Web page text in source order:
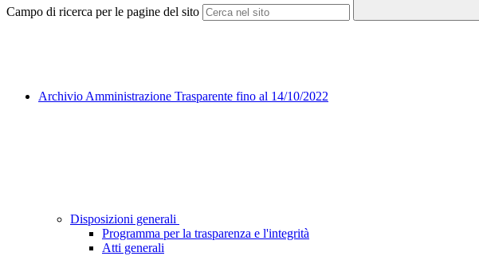
Campo di ricerca per le pagine del sito
Archivio Amministrazione Trasparente fino al 14/10/2022
Disposizioni generali
Programma per la trasparenza e l'integrità
Atti generali